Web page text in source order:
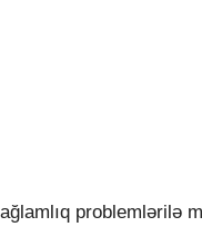
problemlərilə